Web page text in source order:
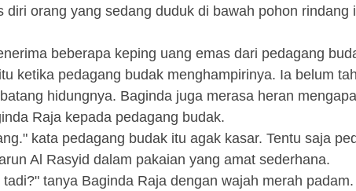
diri orang yang sedang duduk di bawah pohon rindang
beberapa keping uang emas dari pedagang
ketika pedagang budak menghampirinya. Ia belum
hidungnya. Baginda juga merasa heran
Raja kepada pedagang budak.
kata pedagang budak itu agak kasar. Tentu saja
Al Rasyid dalam pakaian yang amat sederhana.
tanya Baginda Raja dengan wajah merah padam.